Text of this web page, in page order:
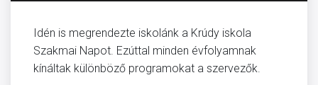
Idén is megrendezte iskolánk a Krúdy iskola
Szakmai Napot. Ezúttal minden évfolyamnak
kínáltak különböző programokat a szervezők.